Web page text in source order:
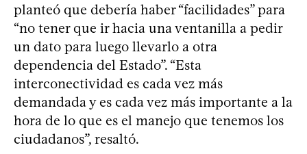
planteó que debería haber “facilidades” para
“no tener que ir hacia una ventanilla a pedir
un dato para luego llevarlo a otra
dependencia del Estado”. “Esta
interconectividad es cada vez más
demandada y es cada vez más importante a la
hora de lo que es el manejo que tenemos los
ciudadanos”, resaltó.